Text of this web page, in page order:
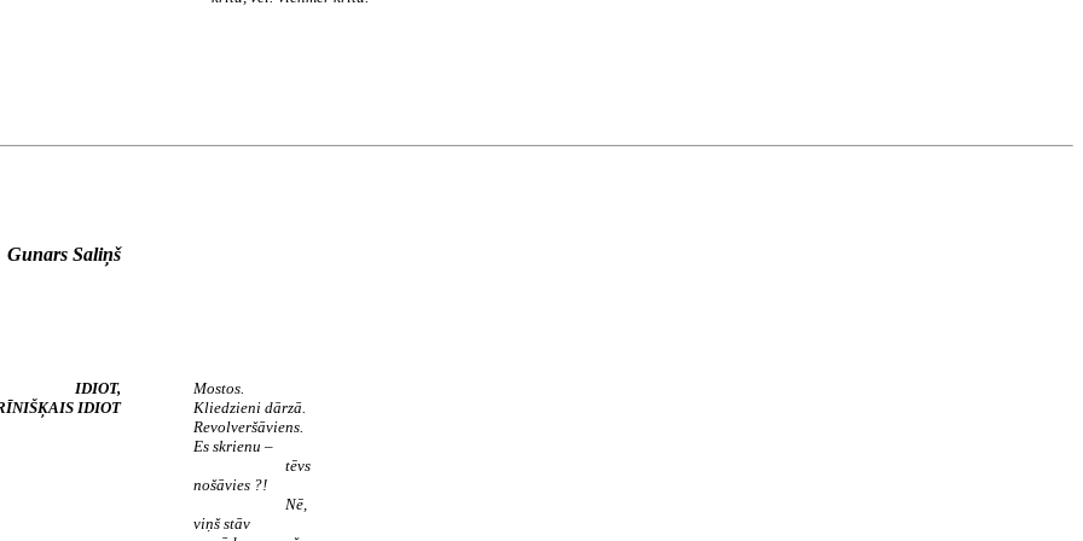
Gunars Saliņš
IDIOT,
IDIOT
Mostos.
Kliedzieni dārzā.
Revolveršāviens.
Es skrienu –
tēvs
nošāvies ?!
Nē,
viņš stāv